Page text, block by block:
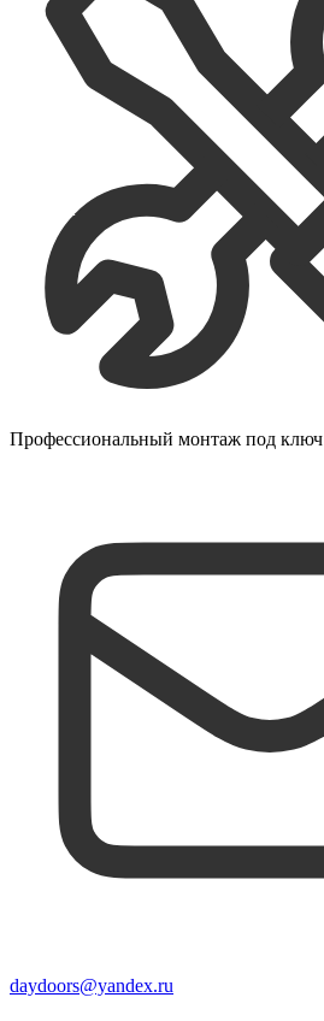
Профессиональный монтаж под ключ
daydoors@yandex.ru